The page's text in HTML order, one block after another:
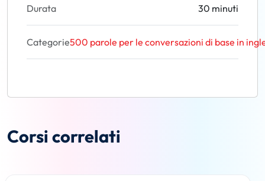
Durata 30 minuti
Categorie500 parole per le conversazioni di base in
Corsi correlati